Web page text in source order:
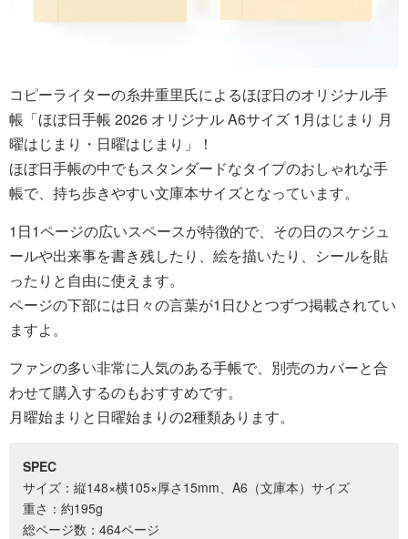
コピーライターの糸井重里氏によるほぼ日のオリジナル手
帳「ほぼ日手帳 2026 オリジナル A6サイズ 1月はじまり 月
曜はじまり・日曜はじまり」！
ほぼ日手帳の中でもスタンダードなタイプのおしゃれな手
帳で、持ち歩きやすい文庫本サイズとなっています。
1日1ページの広いスペースが特徴的で、その日のスケジュ
ールや出来事を書き残したり、絵を描いたり、シールを貼
ったりと自由に使えます。
ページの下部には日々の言葉が1日ひとつずつ掲載されてい
ますよ。
ファンの多い非常に人気のある手帳で、別売のカバーと合
わせて購入するのもおすすめです。
月曜始まりと日曜始まりの2種類あります。
SPEC
サイズ：縦148×横105×厚さ15mm、A6（文庫本）サイズ
重さ：約195g
総ページ数：464ページ